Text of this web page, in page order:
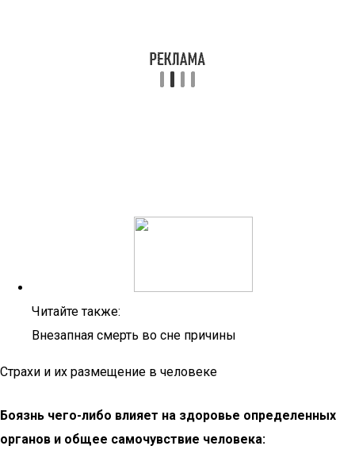
Читайте также:
Внезапная смерть во сне причины
Страхи и их размещение в человеке
Боязнь чего-либо влияет на здоровье определенных
органов и общее самочувствие человека: